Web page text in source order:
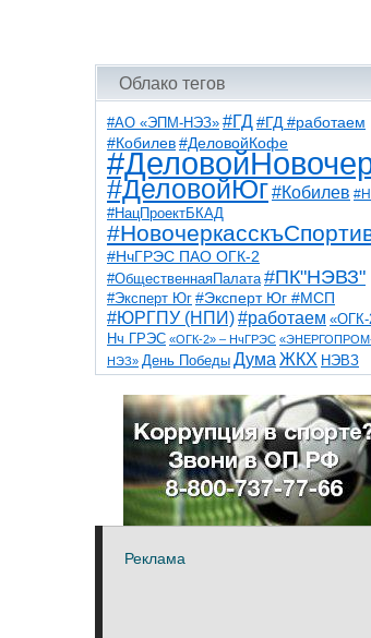
Облако тегов
#АО «ЭПМ-НЭЗ» #ГД #ГД #работаем
#Кобилев #ДеловойКофе
#ДеловойЮг#Кобилев
#НацПроектБКАД
#НчГРЭС ПАО ОГК-2
#ОбщественнаяПалата #ПК"НЭВЗ"
#Эксперт Юг #Эксперт Юг #МСП
#ЮРГПУ (НПИ)#работаем «ОГК-
Нч ГРЭС «ОГК-2» – НчГРЭС
НЭЗ» День Победы Дума ЖКХ НЭВЗ
НчГРЭС ТНТ
благоустройствоветераны выборы
детидороги казаки коррупция космос
общественная палата парк пожар роща
спорт театр транспорт художники
Реклама